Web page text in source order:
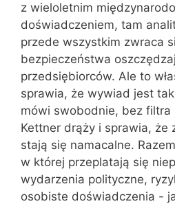
z wieloletnim
doświadczeniem, tam
przede wszystkim zwraca
bezpieczeństwa
przedsiębiorców. Ale to
sprawia, że wywiad jest
mówi swobodnie, bez filtra
Kettner drąży i sprawia, że
stają się namacalne.
w której przeplatają się
wydarzenia polityczne,
osobiste doświadczenia -